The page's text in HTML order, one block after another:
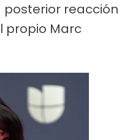
reacción
propio Marc